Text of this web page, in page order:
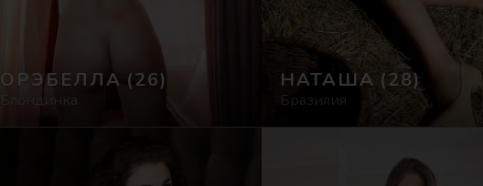
ОРЭБЕЛЛА (26)
Блондинка
НАТАША (28)
Бразилия